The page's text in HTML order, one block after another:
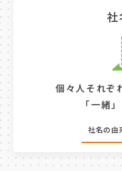
ひとりひとり「幸せ
く人にとっての「幸
えます。 働く人ひ
に向けて、たくさん
れが私たちの役割で
扉とは可能性をひら
事」への道しるべ
ては、新しい仕事
っては、研修やトレ
社
個々人それぞ
「一緒
社名の由
社名に込めた思い